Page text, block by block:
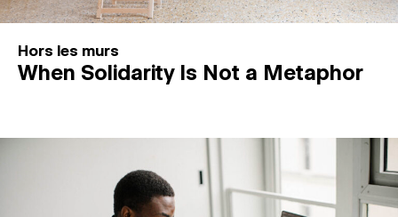
Hors les murs
When Solidarity Is Not a Metaphor